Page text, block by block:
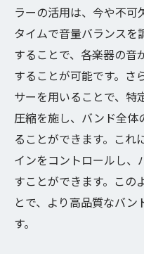
ラーの活用は、今や不可
タイムで音量バランスを
することで、各楽器の音
することが可能です。さ
サーを用いることで、特
圧縮を施し、バンド全
ることができます。これ
インをコントロールし、
すことができます。この
とで、より高品質なバン
す。